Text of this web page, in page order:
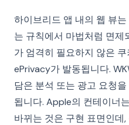
하이브리드 앱 내의 웹 뷰
는 규칙에서 마법처럼 면제
가 엄격히 필요하지 않은
ePrivacy가 발동됩니다.
담은 분석 또는 광고 요청
됩니다. Apple의 컨테이너
바뀌는 것은 구현 표면인데